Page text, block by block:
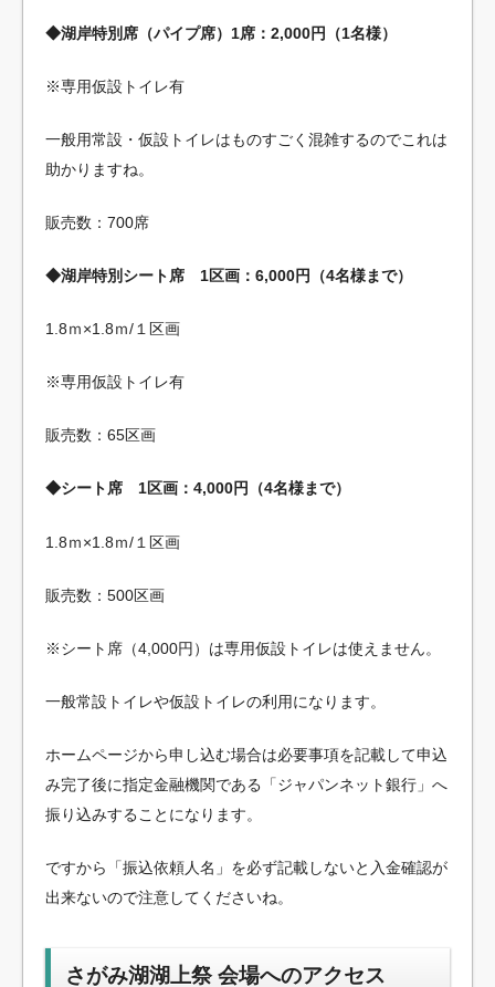
◆湖岸特別席（パイプ席）1席：2,000円（1名様）
※専用仮設トイレ有
一般用常設・仮設トイレはものすごく混雑するのでこれは
助かりますね。
販売数：700席
◆湖岸特別シート席 1区画：6,000円（4名様まで）
1.8ｍ×1.8ｍ/１区画
※専用仮設トイレ有
販売数：65区画
◆シート席 1区画：4,000円（4名様まで）
1.8ｍ×1.8ｍ/１区画
販売数：500区画
※シート席（4,000円）は専用仮設トイレは使えません。
一般常設トイレや仮設トイレの利用になります。
ホームページから申し込む場合は必要事項を記載して申込
み完了後に指定金融機関である「ジャパンネット銀行」へ
振り込みすることになります。
ですから「振込依頼人名」を必ず記載しないと入金確認が
出来ないので注意してくださいね。
さがみ湖湖上祭 会場へのアクセス